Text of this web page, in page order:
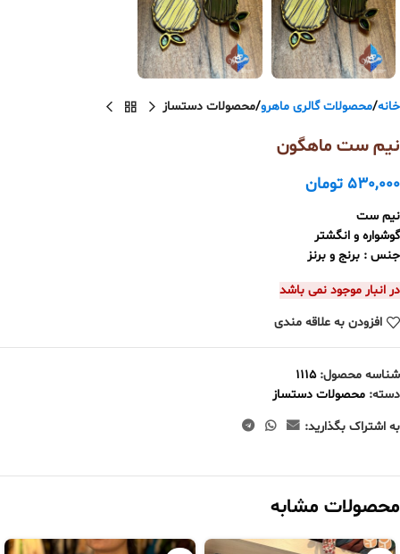
خانه محصولات گالری ماهرو محصولات دستساز
نیم ست ماهگون
530,000 تومان
نیم ست
گوشواره و انگشتر
جنس : برنج و برنز
در انبار موجود نمی باشد
افزودن به علاقه مندی
شناسه محصول:1115
دسته: محصولات دستساز
به اشتراک بگذارید:
محصولات مشابه